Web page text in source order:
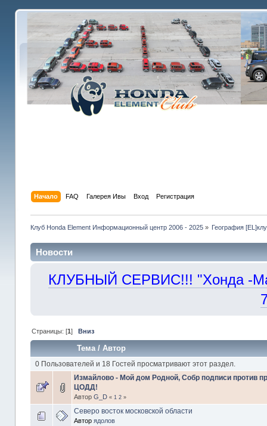
Начало FAQ Галерея Ивы Вход Регистрация
Клуб Honda Element Информационный центр 2006 - 2025» География
Новости
КЛУБНЫЙ СЕРВИС!!! "Хонда -
Страницы: [1] Вниз
Тема/ Автор
0 Пользователей и 18 Гостей просматривают этот раздел.
Измайлово - Мой дом Родной, Собр подписи против
ЦОДД!
Автор G_D « 1 2»
Северо восток московской области
Автор ядолов